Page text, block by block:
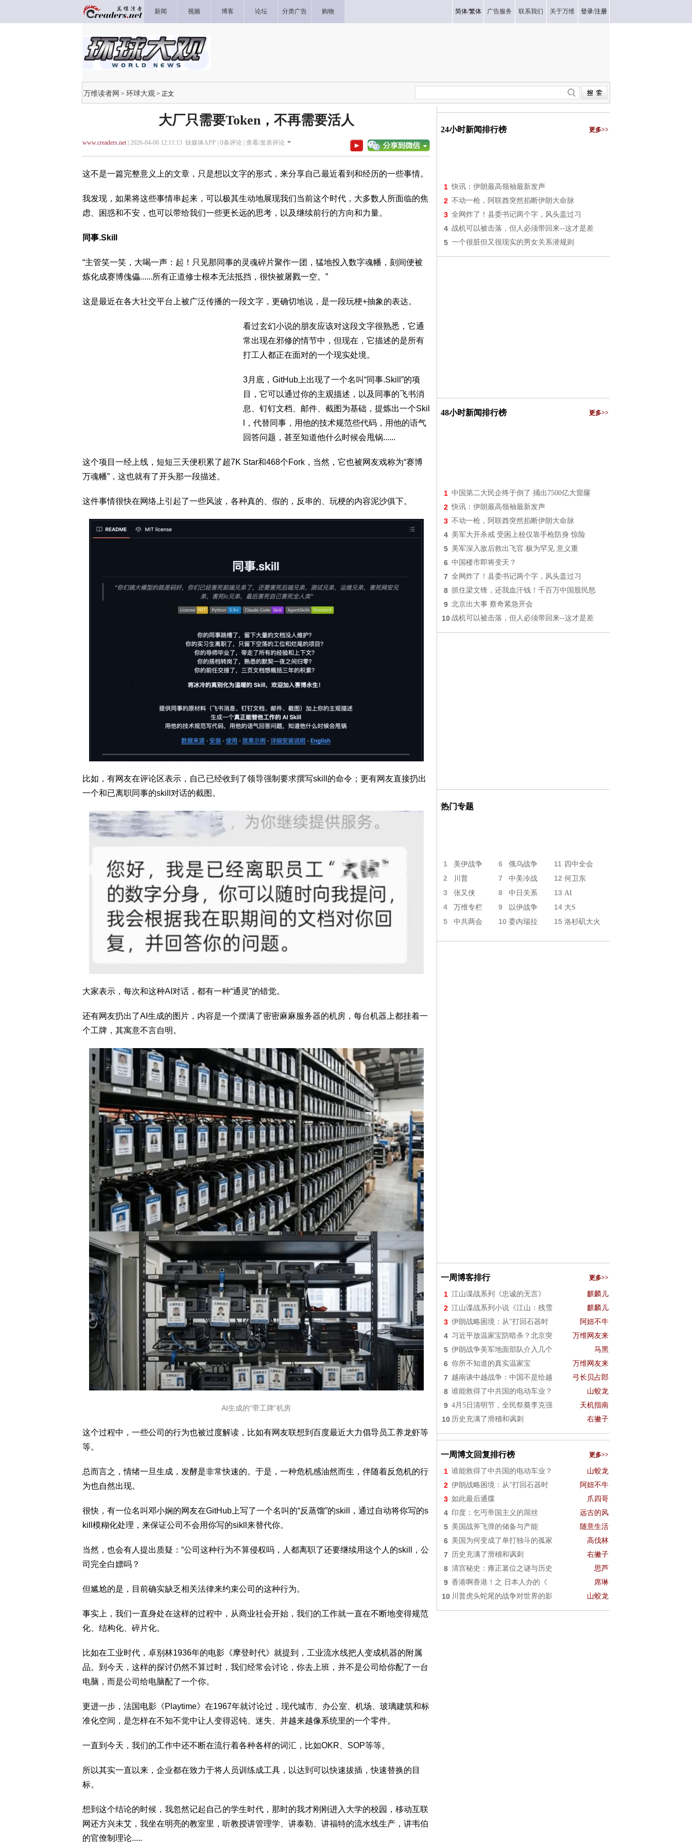
新闻 视频 博客 论坛 分类广告 购物 简体/繁体 广告服务 联系我们 关于万维 登录/注册
万维读者网 > 环球大观 > 正文
大厂只需要Token，不再需要活人
www.creaders.net| 2026-04-06 12:11:13 钛媒体APP | 0条评论 | 查看/发表评论
这不是一篇完整意义上的文章，只是想以文字的形式，来分享自己最近看到和经历的一些事情。
我发现，如果将这些事情串起来，可以极其生动地展现我们当前这个时代，大多数人所面临的焦
虑、困惑和不安，也可以带给我们一些更长远的思考，以及继续前行的方向和力量。
同事.Skill
“主管笑一笑，大喝一声：起！只见那同事的灵魂碎片聚作一团，猛地投入数字魂幡，刻间便被
炼化成赛博傀儡......所有正道修士根本无法抵挡，很快被屠戮一空。”
这是最近在各大社交平台上被广泛传播的一段文字，更确切地说，是一段玩梗+抽象的表达。
看过玄幻小说的朋友应该对这段文字很熟悉，它通
常出现在邪修的情节中，但现在，它描述的是所有
打工人都正在面对的一个现实处境。
3月底，GitHub上出现了一个名叫“同事.Skill”的项
目，它可以通过你的主观描述，以及同事的飞书消
息、钉钉文档、邮件、截图为基础，提炼出一个Skil
l，代替同事，用他的技术规范些代码，用他的语气
回答问题，甚至知道他什么时候会甩锅......
这个项目一经上线，短短三天便积累了超7K Star和468个Fork，当然，它也被网友戏称为“赛博
万魂幡”，这也就有了开头那一段描述。
这件事情很快在网络上引起了一些风波，各种真的、假的，反串的、玩梗的内容泥沙俱下。
比如，有网友在评论区表示，自己已经收到了领导强制要求撰写skill的命令；更有网友直接扔出
一个和已离职同事的skill对话的截图。
大家表示，每次和这种AI对话，都有一种“通灵”的错觉。
还有网友扔出了AI生成的图片，内容是一个摆满了密密麻麻服务器的机房，每台机器上都挂着一
个工牌，其寓意不言自明。
AI生成的“带工牌”机房
这个过程中，一些公司的行为也被过度解读，比如有网友联想到百度最近大力倡导员工养龙虾等
等。
总而言之，情绪一旦生成，发酵是非常快速的。于是，一种危机感油然而生，伴随着反危机的行
为也自然出现。
很快，有一位名叫邓小娴的网友在GitHub上写了一个名叫的“反蒸馏”的skill，通过自动将你写的s
kill模糊化处理，来保证公司不会用你写的sikll来替代你。
当然，也会有人提出质疑：“公司这种行为不算侵权吗，人都离职了还要继续用这个人的skill，公
司完全白嫖吗？
但尴尬的是，目前确实缺乏相关法律来约束公司的这种行为。
事实上，我们一直身处在这样的过程中，从商业社会开始，我们的工作就一直在不断地变得规范
化、结构化、碎片化。
比如在工业时代，卓别林1936年的电影《摩登时代》就提到，工业流水线把人变成机器的附属
品。到今天，这样的探讨仍然不算过时，我们经常会讨论，你去上班，并不是公司给你配了一台
电脑，而是公司给电脑配了一个你。
更进一步，法国电影《Playtime》在1967年就讨论过，现代城市、办公室、机场、玻璃建筑和标
准化空间，是怎样在不知不觉中让人变得迟钝、迷失、并越来越像系统里的一个零件。
一直到今天，我们的工作中还不断在流行着各种各样的词汇，比如OKR、SOP等等。
所以其实一直以来，企业都在致力于将人员训练成工具，以达到可以快速拔插，快速替换的目
标。
想到这个结论的时候，我忽然记起自己的学生时代，那时的我才刚刚进入大学的校园，移动互联
网还方兴未艾，我坐在明亮的教室里，听教授讲管理学、讲泰勒、讲福特的流水线生产，讲韦伯
的官僚制理论.....
24小时新闻排行榜 更多>>
1 快讯：伊朗最高领袖最新发声
2 不动一枪，阿联酋突然掐断伊朗大命脉
3 全网炸了！县委书记两个字，风头盖过习
4 战机可以被击落，但人必须带回来--这才是差
5 一个很脏但又很现实的男女关系潜规则
48小时新闻排行榜 更多>>
1 中国第二大民企终于倒了 捅出7500亿大窟窿
2 快讯：伊朗最高领袖最新发声
3 不动一枪，阿联酋突然掐断伊朗大命脉
4 美军大开杀戒 受困上校仅靠手枪防身 惊险
5 美军深入敌后救出飞官 极为罕见 意义重
6 中国楼市即将变天？
7 全网炸了！县委书记两个字，风头盖过习
8 抓住梁文锋，还我血汗钱！千百万中国股民怒
9 北京出大事 蔡奇紧急开会
10 战机可以被击落，但人必须带回来--这才是差
热门专题
1 美伊战争 6 俄乌战争 11 四中全会
2 川普 7 中美冷战 12 何卫东
3 张又侠 8 中日关系 13 AI
4 万维专栏 9 以伊战争 14 大S
5 中共两会 10 委内瑞拉 15 洛杉矶大火
一周博客排行 更多>>
1 江山谍战系列《忠诚的无言》 麒麟儿
2 江山谍战系列小说《江山：残雪 麒麟儿
3 伊朗战略困境：从"打回石器时 阿妞不牛
4 习近平放温家宝防暗杀？北京突 万维网友来
5 伊朗战争美军地面部队介入几个 马黑
6 你所不知道的真实温家宝 万维网友来
7 越南谈中越战争：中国不是给越 弓长贝占郎
8 谁能救得了中共国的电动车业？ 山蛟龙
9 4月5日清明节，全民祭奠李克强 天机指南
10 历史充满了滑稽和讽刺 右撇子
一周博文回复排行榜 更多>>
1 谁能救得了中共国的电动车业？ 山蛟龙
2 伊朗战略困境：从"打回石器时 阿妞不牛
3 如此最后通牒 爪四哥
4 印度：乞丐帝国主义的屌丝 远古的风
5 美国战斧飞弹的储备与产能 随意生活
6 美国为何变成了单打独斗的孤家 高伐林
7 历史充满了滑稽和讽刺 右撇子
8 清宫秘史：雍正篡位之谜与历史 思芦
9 香港啊香港！之 日本人办的《 席琳
10 川普虎头蛇尾的战争对世界的影 山蛟龙